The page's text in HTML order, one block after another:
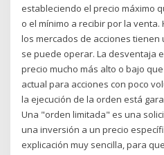
estableciendo el precio máximo
o el mínimo a recibir por la
los mercados de acciones
se puede operar. La desventaja
precio mucho más alto o bajo
actual para acciones con poco
la ejecución de la orden está
Una "orden limitada" es una
una inversión a un precio
explicación muy sencilla, para